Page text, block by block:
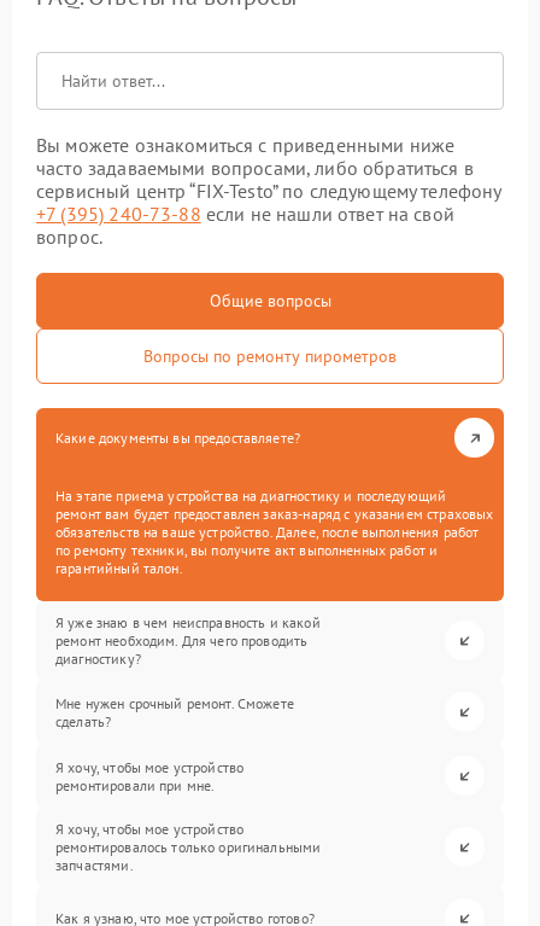
Вы можете ознакомиться с приведенными ниже
часто задаваемыми вопросами, либо обратиться в
сервисный центр “FIX-Testo” по следующему телефону
+7 (395) 240-73-88 если не нашли ответ на свой
вопрос.
Общие вопросы
Вопросы по ремонту пирометров
Какие документы вы предоставляете?
На этапе приема устройства на диагностику и последующий
ремонт вам будет предоставлен заказ-наряд с указанием страховых
обязательств на ваше устройство. Далее, после выполнения работ
по ремонту техники, вы получите акт выполненных работ и
гарантийный талон.
Я уже знаю в чем неисправность и какой
ремонт необходим. Для чего проводить
диагностику?
Мне нужен срочный ремонт. Сможете
сделать?
Я хочу, чтобы мое устройство
ремонтировали при мне.
Я хочу, чтобы мое устройство
ремонтировалось только оригинальными
запчастями.
Как я узнаю, что мое устройство готово?